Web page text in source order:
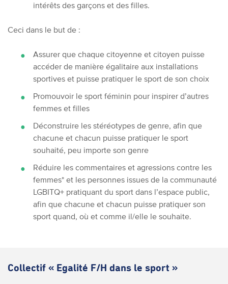
intérêts des garçons et des filles.
Ceci dans le but de :
Assurer que chaque citoyenne et citoyen puisse
accéder de manière égalitaire aux installations
sportives et puisse pratiquer le sport de son choix
Promouvoir le sport féminin pour inspirer d’autres
femmes et filles
Déconstruire les stéréotypes de genre, afin que
chacune et chacun puisse pratiquer le sport
souhaité, peu importe son genre
Réduire les commentaires et agressions contre les
femmes* et les personnes issues de la communauté
LGBITQ+ pratiquant du sport dans l’espace public,
afin que chacune et chacun puisse pratiquer son
sport quand, où et comme il/elle le souhaite.
Collectif « Egalité F/H dans le sport »